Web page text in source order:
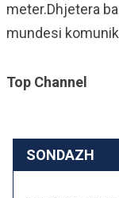
meter.Dhjetera
mundesi
Top Channel
SONDAZH